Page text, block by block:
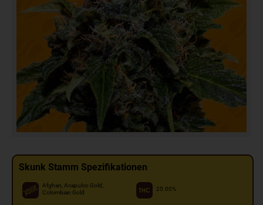
Skunk Stamm Spezifikationen
Afghan, Acapulco Gold,
Colombian Gold
25.00%